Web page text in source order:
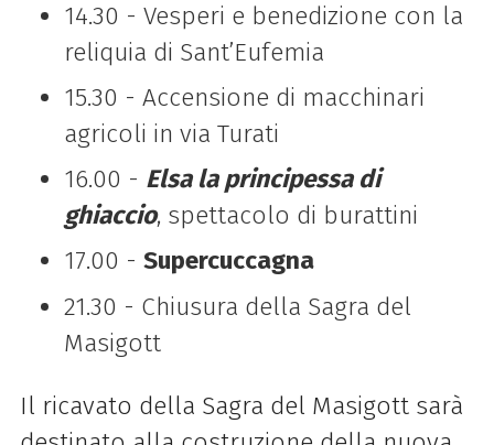
14.30 - Vesperi e benedizione con la
reliquia di Sant’Eufemia
15.30 - Accensione di macchinari
agricoli in via Turati
16.00 - Elsa la principessa di
ghiaccio, spettacolo di burattini
17.00 - Supercuccagna
21.30 - Chiusura della Sagra del
Masigott
Il ricavato della Sagra del Masigott sarà